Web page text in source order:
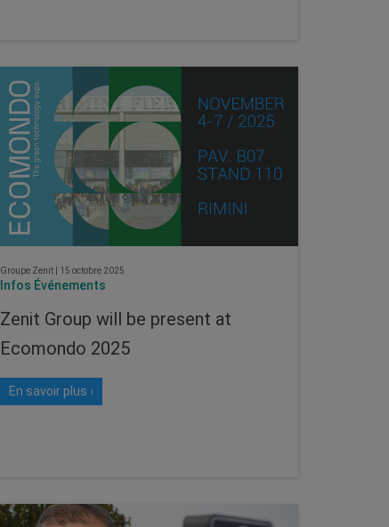
Groupe Zenit 15 octobre 2025
Infos Événements
Zenit Group will be present at
Ecomondo 2025
En savoir plus ›